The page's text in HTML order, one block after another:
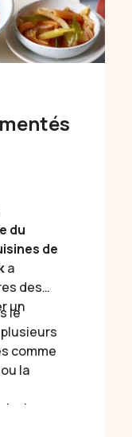
du
de
a
des
un
le
comme
la
que